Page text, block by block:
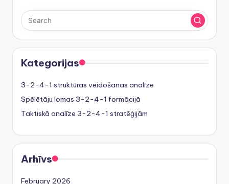
Kategorijas
3-2-4-1 struktūras veidošanas analīze
Spēlētāju lomas 3-2-4-1 formācijā
Taktiskā analīze 3-2-4-1 stratēģijām
Arhīvs
February 2026